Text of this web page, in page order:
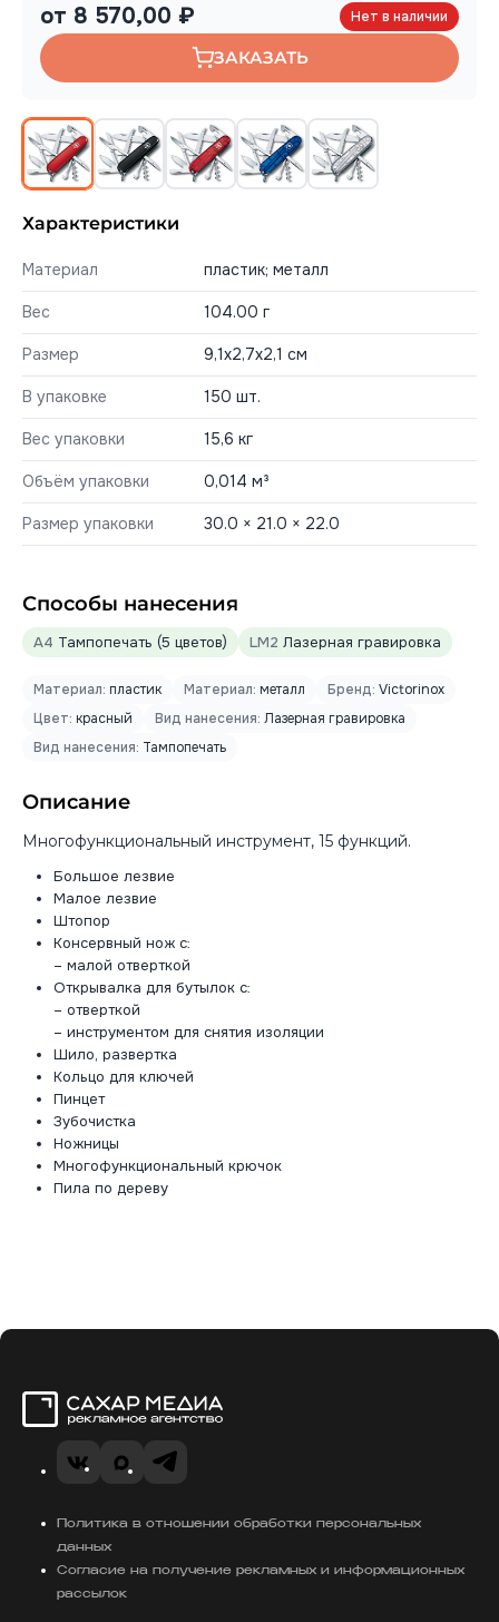
от 8 570,00 ₽ Нет в наличии
ЗАКАЗАТЬ
Характеристики
Материал пластик; металл
Вес 104.00 г
Размер 9,1x2,7x2,1 см
В упаковке 150 шт.
Вес упаковки 15,6 кг
Объём упаковки 0,014 м³
Размер упаковки 30.0 × 21.0 × 22.0
Способы нанесения
A4 Тампопечать (5 цветов) LM2 Лазерная гравировка
Материал: пластик Материал: металл Бренд: Victorinox
Цвет: красный Вид нанесения: Лазерная гравировка
Вид нанесения: Тампопечать
Описание
Многофункциональный инструмент, 15 функций.
Большое лезвие
Малое лезвие
Штопор
Консервный нож с:
– малой отверткой
Открывалка для бутылок с:
– отверткой
– инструментом для снятия изоляции
Шило, развертка
Кольцо для ключей
Пинцет
Зубочистка
Ножницы
Многофункциональный крючок
Пила по дереву
VK MAXTelegram
Политика в отношении обработки персональных
данных
Согласие на получение рекламных и информационных
рассылок